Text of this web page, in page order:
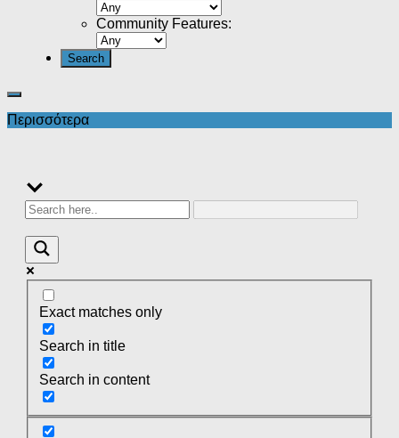
Community Features:
Περισσότερα
Exact matches only
Search in title
Search in content